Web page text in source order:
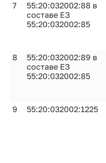
7
55:20:032002:88 в
составе ЕЗ
55:20:032002:85
8
55:20:032002:89 в
составе ЕЗ
55:20:032002:85
9
55:20:032002:1225